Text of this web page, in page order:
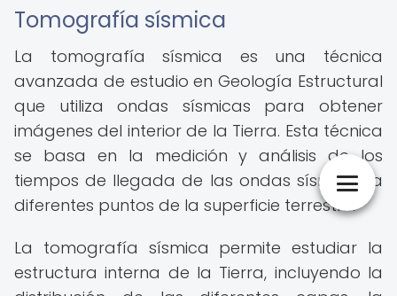
Tomografía sísmica
La tomografía sísmica es una técnica
avanzada de estudio en Geología Estructural
que utiliza ondas sísmicas para obtener
imágenes del interior de la Tierra. Esta técnica
se basa en la medición y análisis de los
tiempos de llegada de las ondas sísmicas a
diferentes puntos de la superficie terrestre.
La tomografía sísmica permite estudiar la
estructura interna de la Tierra, incluyendo la